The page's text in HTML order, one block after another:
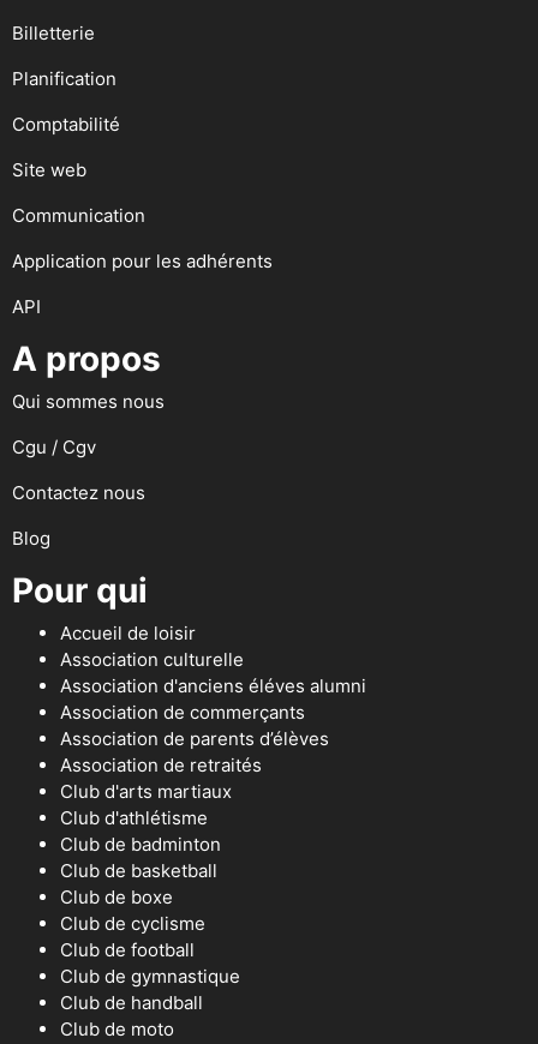
Billetterie
Planification
Comptabilité
Site web
Communication
Application pour les adhérents
API
A propos
Qui sommes nous
Cgu / Cgv
Contactez nous
Blog
Pour qui
Accueil de loisir
Association culturelle
Association d'anciens éléves alumni
Association de commerçants
Association de parents d’élèves
Association de retraités
Club d'arts martiaux
Club d'athlétisme
Club de badminton
Club de basketball
Club de boxe
Club de cyclisme
Club de football
Club de gymnastique
Club de handball
Club de moto